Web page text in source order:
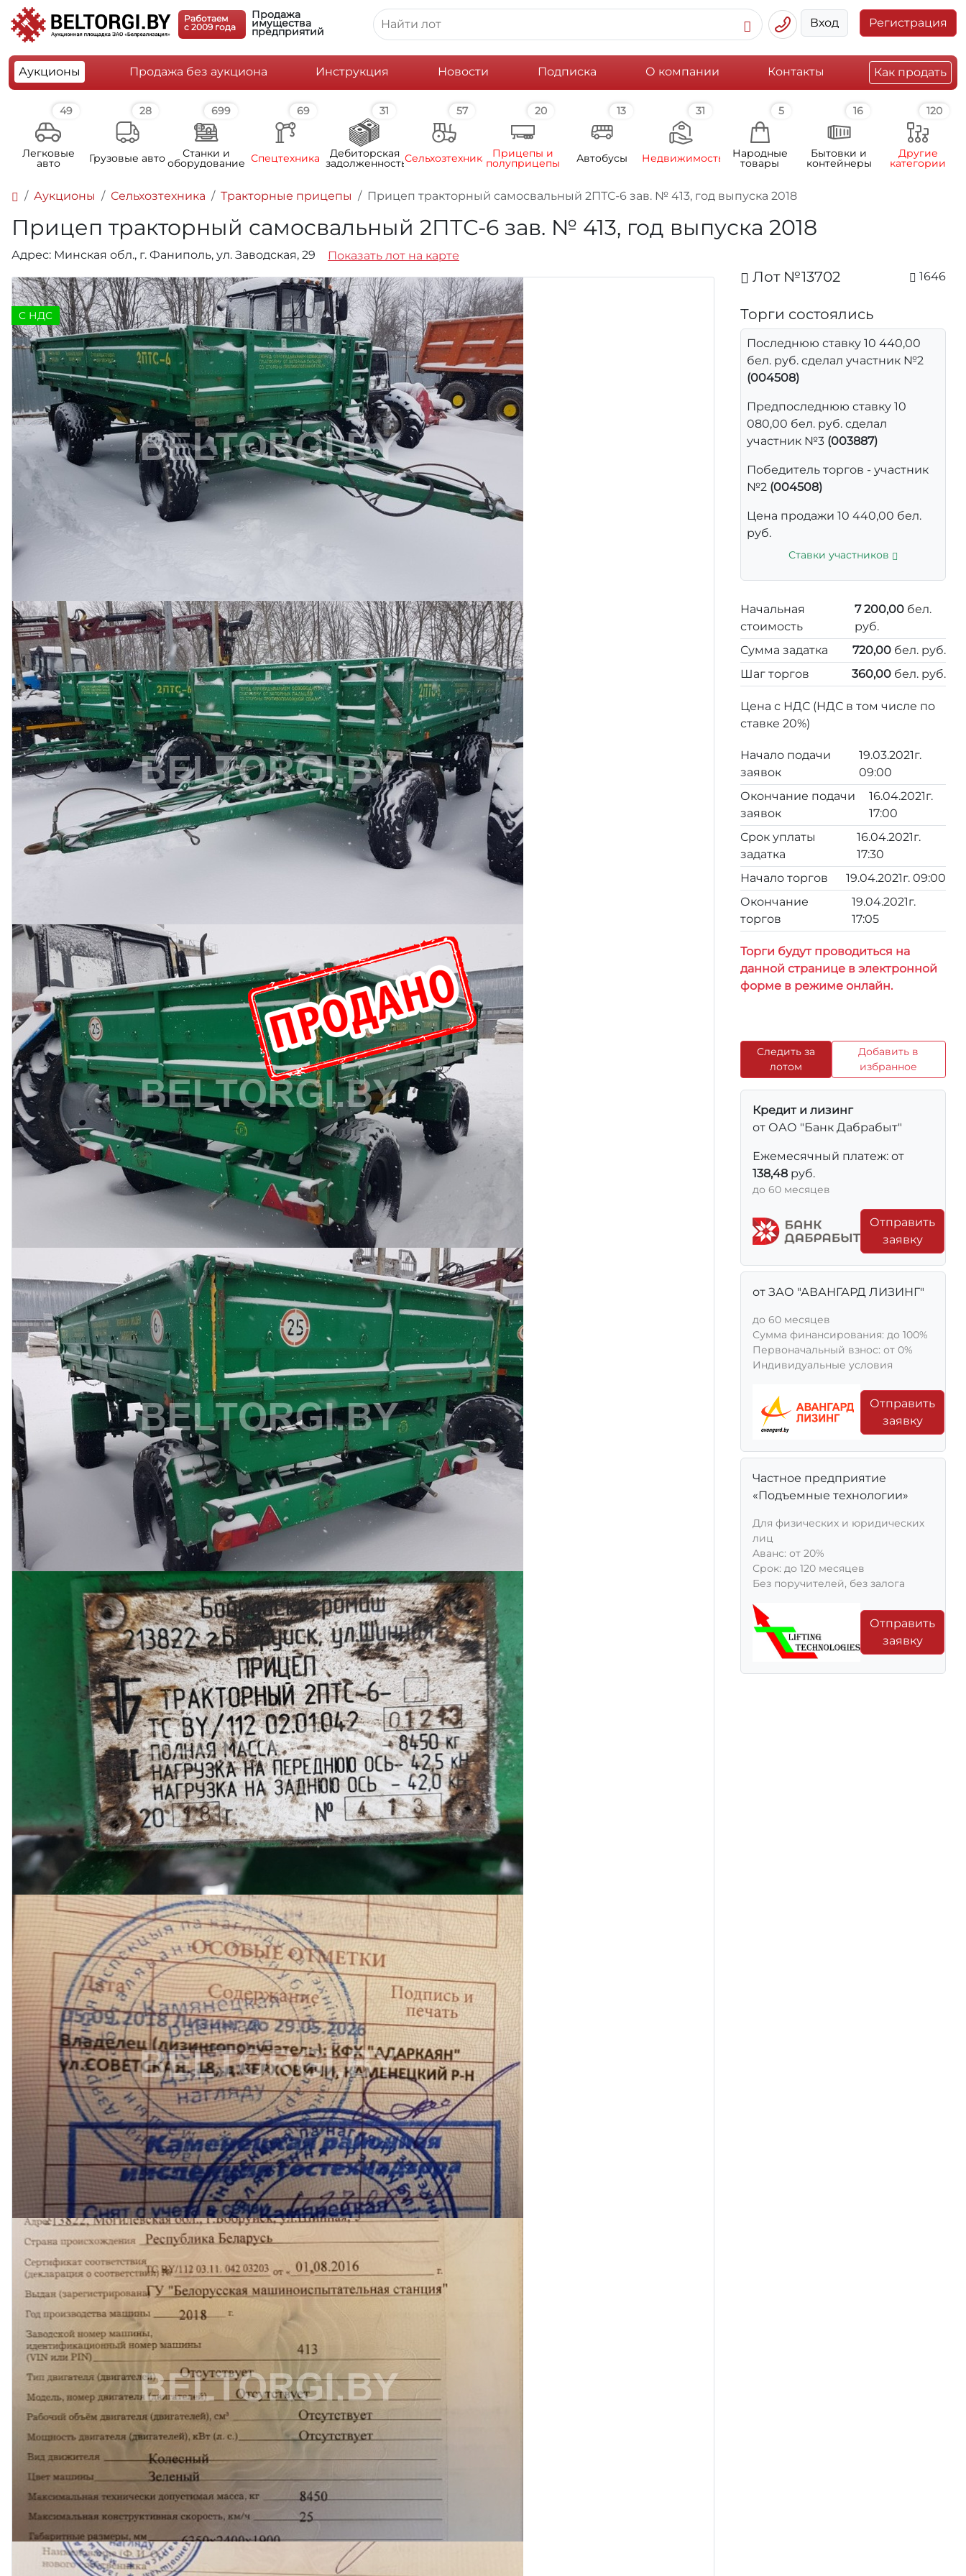
Работаем
c 2009 года
Продажа
имущества
предприятий
Вход Регистрация
Аукционы Продажа без аукциона Инструкция Новости Подписка О компании Контакты Как продать
49
Легковые
авто
28
Грузовые авто
699
Станки и
оборудование
69
Спецтехника
31
Дебиторская
задолженность
57
Сельхозтехника
20
Прицепы и
полуприцепы
13
Автобусы
31
Недвижимость
5
Народные
товары
16
Бытовки и
контейнеры
120
Другие
категории
Аукционы Сельхозтехника Тракторные прицепы Прицеп тракторный самосвальный 2ПТС-6 зав. № 413, год выпуска 2018
Прицеп тракторный самосвальный 2ПТС-6 зав. № 413, год выпуска 2018
Адрес: Минская обл., г. Фаниполь, ул. Заводская, 29 Показать лот на карте
C НДС
Лот №13702 1646
Торги состоялись
Последнюю ставку 10 440,00
бел. руб. сделал участник №2
(004508)
Предпоследнюю ставку 10
080,00 бел. руб. сделал
участник №3 (003887)
Победитель торгов - участник
№2 (004508)
Цена продажи 10 440,00 бел.
руб.
Ставки участников
Начальная
стоимость
7 200,00бел.
руб.
Сумма задатка
720,00 бел. руб.
Шаг торгов
360,00 бел. руб.
Цена с НДС (НДС в том числе по
ставке 20%)
Начало подачи
заявок
19.03.2021г.
09:00
Окончание подачи
заявок
16.04.2021г.
17:00
Срок уплаты
задатка
16.04.2021г.
17:30
Начало торгов
19.04.2021г. 09:00
Окончание
торгов
19.04.2021г.
17:05
Торги будут проводиться на
данной странице в электронной
форме в режиме онлайн.
Следить за
лотом
Добавить в
избранное
Кредит и лизинг
от ОАО "Банк Дабрабыт"
Ежемесячный платеж: от
138,48 руб.
до 60 месяцев
Отправить
заявку
от ЗАО "АВАНГАРД ЛИЗИНГ"
до 60 месяцев
Сумма финансирования: до 100%
Первоначальный взнос: от 0%
Индивидуальные условия
Отправить
заявку
Частное предприятие
«Подъемные технологии»
Для физических и юридических
лиц
Aванс: от 20%
Срок: до 120 месяцев
Без поручителей, без залога
Отправить
заявку